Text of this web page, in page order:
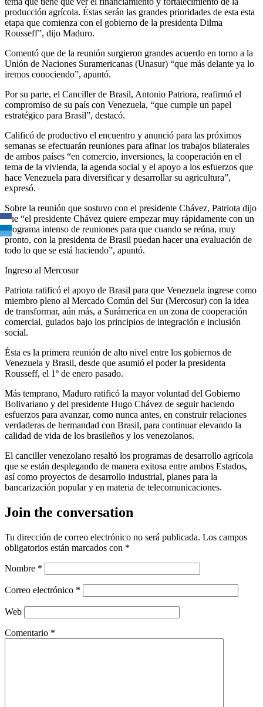
producción agrícola. Éstas serán las grandes prioridades de esta esta
etapa que comienza con el gobierno de la presidenta Dilma
Rousseff”, dijo Maduro.
Comentó que de la reunión surgieron grandes acuerdo en torno a la
Unión de Naciones Suramericanas (Unasur) “que más delante ya lo
iremos conociendo”, apuntó.
Por su parte, el Canciller de Brasil, Antonio Patriora, reafirmó el
compromiso de su país con Venezuela, “que cumple un papel
estratégico para Brasil”, destacó.
Calificó de productivo el encuentro y anunció para las próximos
semanas se efectuarán reuniones para afinar los trabajos bilaterales
de ambos países “en comercio, inversiones, la cooperación en el
tema de la vivienda, la agenda social y el apoyo a los esfuerzos que
hace Venezuela para diversificar y desarrollar su agricultura”,
expresó.
Sobre la reunión que sostuvo con el presidente Chávez, Patriota dijo
que “el presidente Chávez quiere empezar muy rápidamente con un
programa intenso de reuniones para que cuando se reúna, muy
pronto, con la presidenta de Brasil puedan hacer una evaluación de
todo lo que se está haciendo”, apuntó.
Ingreso al Mercosur
Patriota ratificó el apoyo de Brasil para que Venezuela ingrese como
miembro pleno al Mercado Común del Sur (Mercosur) con la idea
de transformar, aún más, a Surámerica en un zona de cooperación
comercial, guiados bajo los principios de integración e inclusión
social.
Ésta es la primera reunión de alto nivel entre los gobiernos de
Venezuela y Brasil, desde que asumió el poder la presidenta
Rousseff, el 1º de enero pasado.
Más temprano, Maduro ratificó la mayor voluntad del Gobierno
Bolivariano y del presidente Hugo Chávez de seguir haciendo
esfuerzos para avanzar, como nunca antes, en construir relaciones
verdaderas de hermandad con Brasil, para continuar elevando la
calidad de vida de los brasileños y los venezolanos.
El canciller venezolano resaltó los programas de desarrollo agrícola
que se están desplegando de manera exitosa entre ambos Estados,
así como proyectos de desarrollo industrial, planes para la
bancarización popular y en materia de telecomunicaciones.
Join the conversation
Tu dirección de correo electrónico no será publicada. Los campos
obligatorios están marcados con *
Nombre *
Correo electrónico *
Web
Comentario *